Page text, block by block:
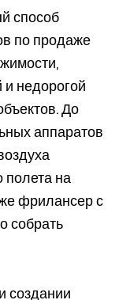
способ
по продаже
и недорогой
До
аппаратов
полета на
фрилансер с
собрать
создании